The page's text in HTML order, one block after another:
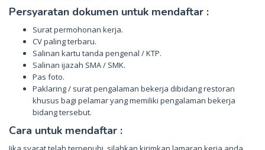
Persyaratan dokumen untuk mendaftar :
Surat permohonan kerja.
CV paling terbaru.
Salinan kartu tanda pengenal / KTP.
Salinan ijazah SMA / SMK.
Pas foto.
Paklaring / surat pengalaman bekerja dibidang restoran
khusus bagi pelamar yang memiliki pengalaman bekerja
bidang tersebut.
Cara untuk mendaftar :